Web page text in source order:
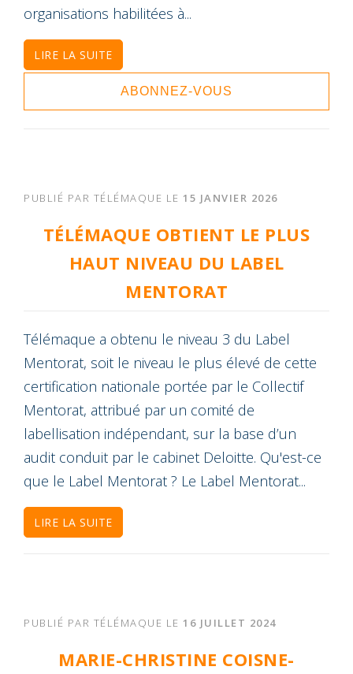
organisations habilitées à...
LIRE LA SUITE
ABONNEZ-VOUS
PUBLIÉ PAR TÉLÉMAQUE LE 15 JANVIER 2026
TÉLÉMAQUE OBTIENT LE PLUS
HAUT NIVEAU DU LABEL
MENTORAT
Télémaque a obtenu le niveau 3 du Label
Mentorat, soit le niveau le plus élevé de cette
certification nationale portée par le Collectif
Mentorat, attribué par un comité de
labellisation indépendant, sur la base d’un
audit conduit par le cabinet Deloitte. Qu'est-ce
que le Label Mentorat ? Le Label Mentorat...
LIRE LA SUITE
PUBLIÉ PAR TÉLÉMAQUE LE 16 JUILLET 2024
MARIE-CHRISTINE COISNE-